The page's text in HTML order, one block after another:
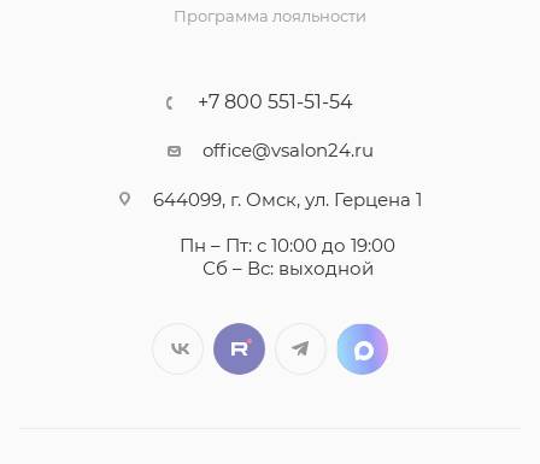
Программа лояльности
+7 800 551-51-54
office@vsalon24.ru
644099, г. Омск, ул. Герцена 1
Пн – Пт: с 10:00 до 19:00
Сб – Вс: выходной